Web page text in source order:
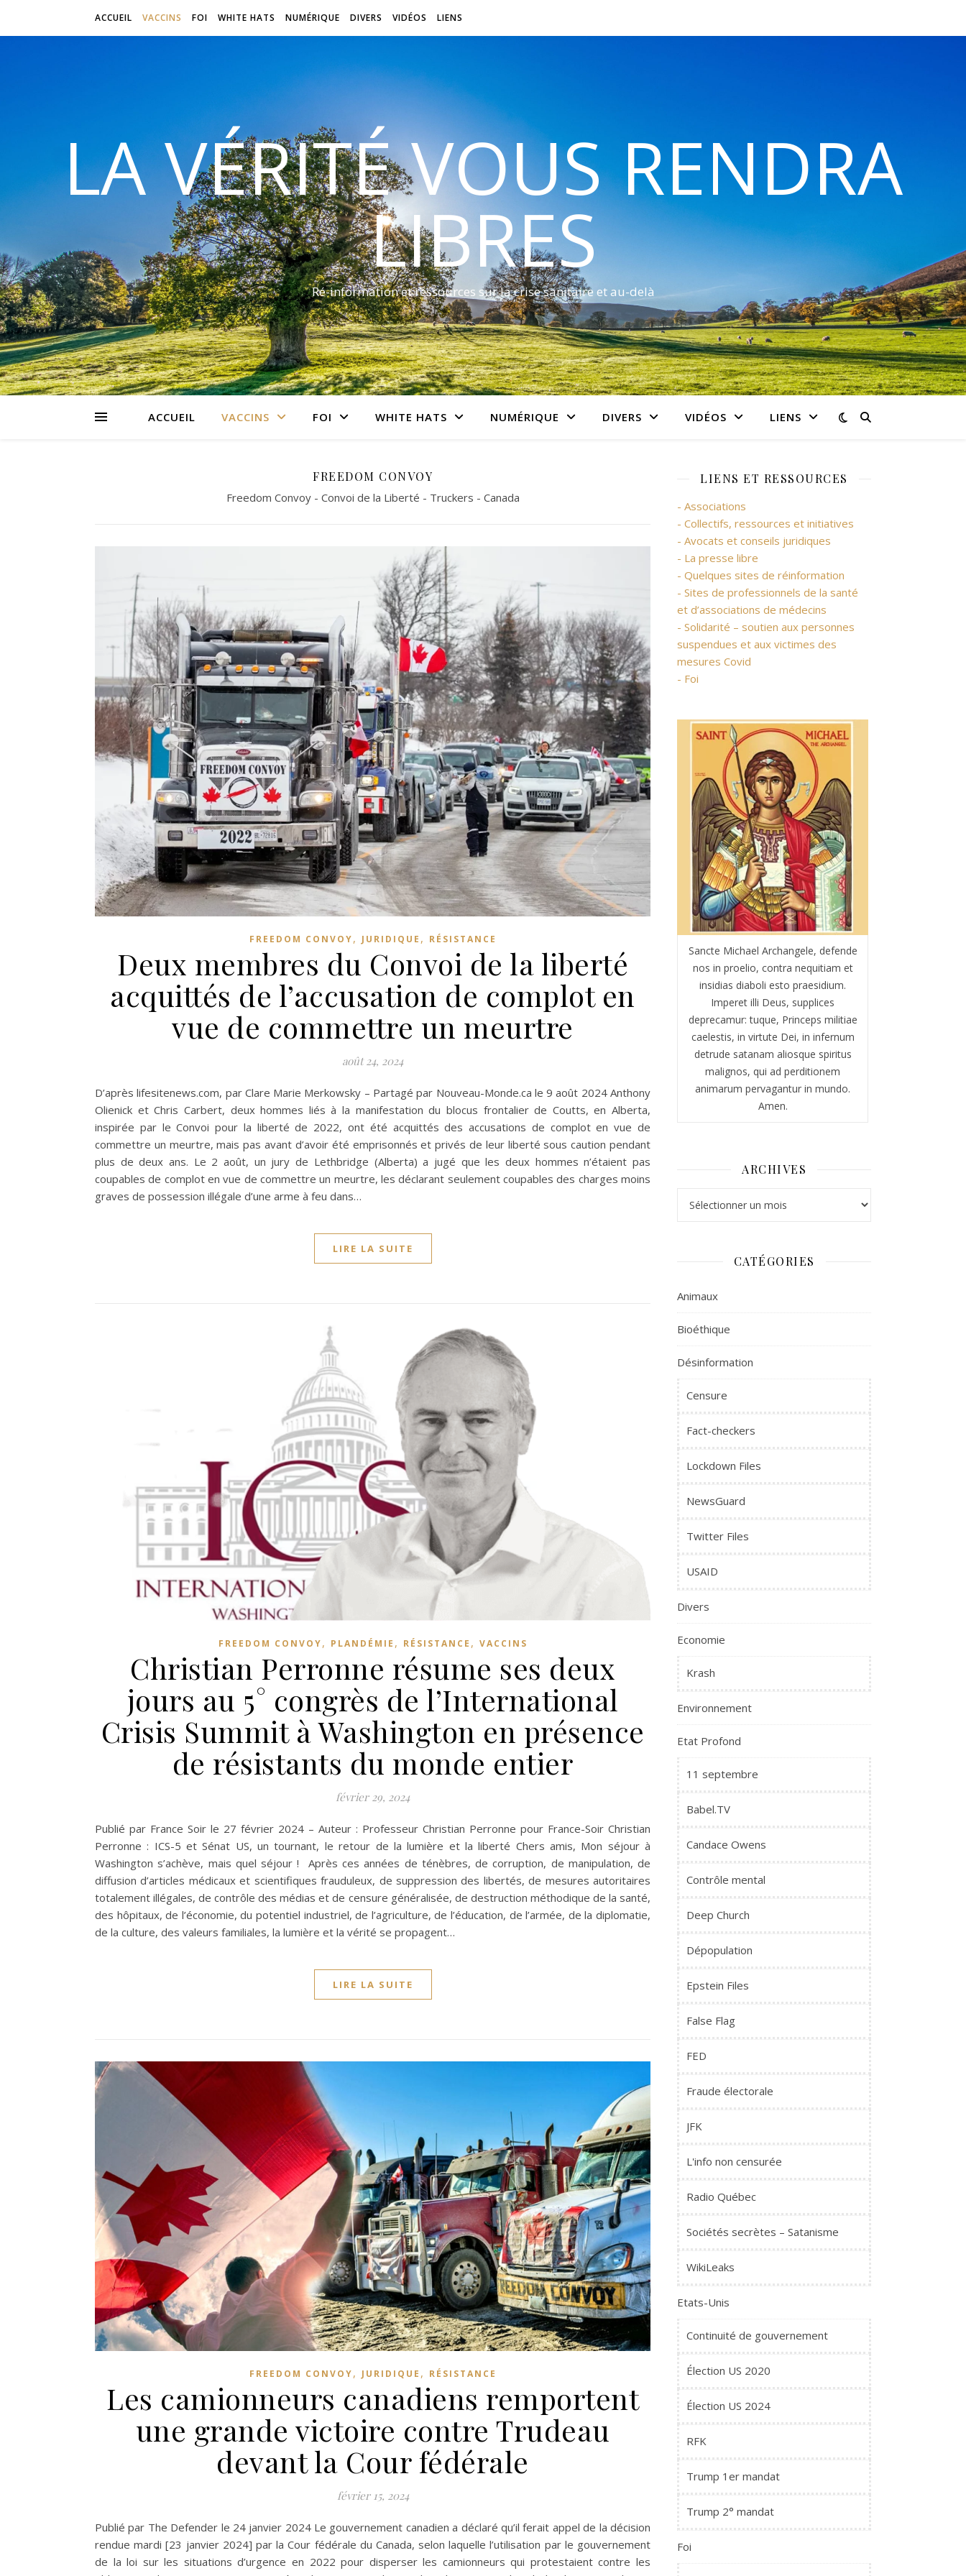
ACCUEIL VACCINS FOI WHITE HATS NUMÉRIQUE DIVERS VIDÉOS LIENS
LA VÉRITÉ VOUS RENDRA
LIBRES
Ré-information et ressources sur la crise sanitaire et au-delà
ACCUEIL VACCINS FOI WHITE HATS NUMÉRIQUE DIVERS VIDÉOS LIENS
FREEDOM CONVOY
Freedom Convoy - Convoi de la Liberté - Truckers - Canada
FREEDOM CONVOY, JURIDIQUE , RÉSISTANCE
Deux membres du Convoi de la liberté
acquittés de l’accusation de complot en
vue de commettre un meurtre
août 24, 2024
D’après lifesitenews.com, par Clare Marie Merkowsky – Partagé par Nouveau-Monde.ca le 9 août 2024 Anthony
Olienick et Chris Carbert, deux hommes liés à la manifestation du blocus frontalier de Coutts, en Alberta,
inspirée par le Convoi pour la liberté de 2022, ont été acquittés des accusations de complot en vue de
commettre un meurtre, mais pas avant d’avoir été emprisonnés et privés de leur liberté sous caution pendant
plus de deux ans. Le 2 août, un jury de Lethbridge (Alberta) a jugé que les deux hommes n’étaient pas
coupables de complot en vue de commettre un meurtre, les déclarant seulement coupables des charges moins
graves de possession illégale d’une arme à feu dans…
LIRE LA SUITE
FREEDOM CONVOY, PLANDÉMIE , RÉSISTANCE , VACCINS
Christian Perronne résume ses deux
jours au 5° congrès de l’International
Crisis Summit à Washington en présence
de résistants du monde entier
février 29, 2024
Publié par France Soir le 27 février 2024 – Auteur : Professeur Christian Perronne pour France-Soir Christian
Perronne : ICS-5 et Sénat US, un tournant, le retour de la lumière et la liberté Chers amis, Mon séjour à
Washington s’achève, mais quel séjour ! Après ces années de ténèbres, de corruption, de manipulation, de
diffusion d’articles médicaux et scientifiques frauduleux, de suppression des libertés, de mesures autoritaires
totalement illégales, de contrôle des médias et de censure généralisée, de destruction méthodique de la santé,
des hôpitaux, de l’économie, du potentiel industriel, de l’agriculture, de l’éducation, de l’armée, de la diplomatie,
de la culture, des valeurs familiales, la lumière et la vérité se propagent…
LIRE LA SUITE
FREEDOM CONVOY, JURIDIQUE , RÉSISTANCE
Les camionneurs canadiens remportent
une grande victoire contre Trudeau
devant la Cour fédérale
février 15, 2024
Publié par The Defender le 24 janvier 2024 Le gouvernement canadien a déclaré qu’il ferait appel de la décision
rendue mardi [23 janvier 2024] par la Cour fédérale du Canada, selon laquelle l’utilisation par le gouvernement
de la loi sur les situations d’urgence en 2022 pour disperser les camionneurs qui protestaient contre les
LIENS ET RESSOURCES
- Associations
- Collectifs, ressources et initiatives
- Avocats et conseils juridiques
- La presse libre
- Quelques sites de réinformation
- Sites de professionnels de la santé
et d’associations de médecins
- Solidarité – soutien aux personnes
suspendues et aux victimes des
mesures Covid
- Foi
Sancte Michael Archangele, defende
nos in proelio, contra nequitiam et
insidias diaboli esto praesidium.
Imperet illi Deus, supplices
deprecamur: tuque, Princeps militiae
caelestis, in virtute Dei, in infernum
detrude satanam aliosque spiritus
malignos, qui ad perditionem
animarum pervagantur in mundo.
Amen.
ARCHIVES
CATÉGORIES
Animaux
Bioéthique
Désinformation
Censure
Fact-checkers
Lockdown Files
NewsGuard
Twitter Files
USAID
Divers
Economie
Krash
Environnement
Etat Profond
11 septembre
Babel.TV
Candace Owens
Contrôle mental
Deep Church
Dépopulation
Epstein Files
False Flag
FED
Fraude électorale
JFK
L'info non censurée
Radio Québec
Sociétés secrètes – Satanisme
WikiLeaks
Etats-Unis
Continuité de gouvernement
Élection US 2020
Élection US 2024
RFK
Trump 1er mandat
Trump 2° mandat
Foi